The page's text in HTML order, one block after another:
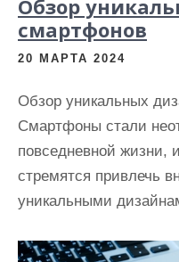
Обзор
смартфонов
20 МАРТА 2024
Обзор уникальных
Смартфоны стали
повседневной жизни,
стремятся привлечь
уникальными